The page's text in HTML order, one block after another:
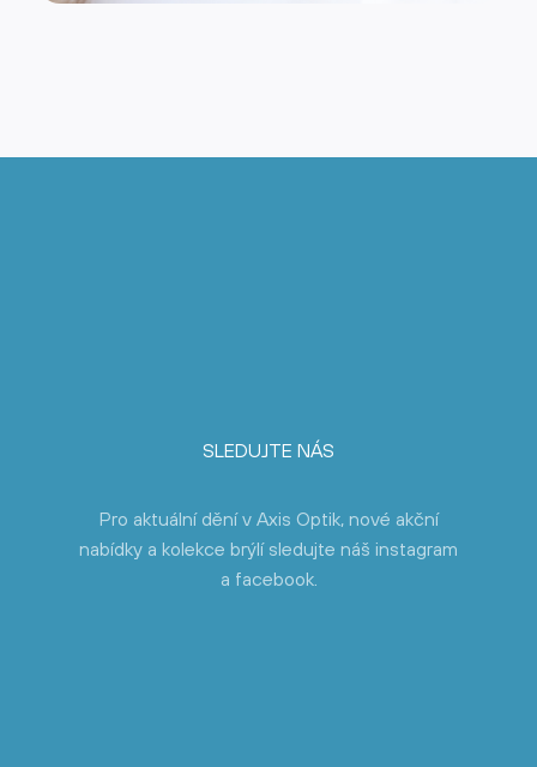
SLEDUJTE NÁS
Pro aktuální dění v Axis Optik, nové akční
nabídky a kolekce brýlí sledujte náš instagram
a facebook.